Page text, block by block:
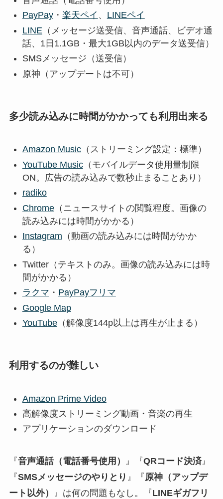
PayPay・ 楽天ペイ 、 LINEペイ
LINE （メッセージ送受信、音声通話、ビデオ通
話、1日1.1GB・最大1GB以内のデータ送受信）
SMSメッセージ（送受信）
原神（アップデートは不可）
多少読み込みに時間がかかっても利用出来る
Amazon Music（ストリーミング設定：標準）
YouTube Music（モバイルデータ使用量制限
ON。広告の読み込みで数秒止まることあり）
radiko
Chrome（ニュースサイトの閲覧程度。画像の
読み込みには時間がかかる）
Instagram （動画の読み込みには時間がかか
る）
Twitter（テキストのみ。画像の読み込みには時
間がかかる）
ラクマ ・ PayPayフリマ
Google Map
YouTube（解像度144p以上は再生が止まる）
利用するのが難しい
Amazon Prime Video
高解像度ストリーミング動画・音楽の再生
アプリケーションのダウンロード
『音声通話（電話番号使用） 』『QRコード決済』
『SMSメッセージのやりとり 』『原神（アップデ
ート以外）
』は何の問題もなし。『LINEギガフリ